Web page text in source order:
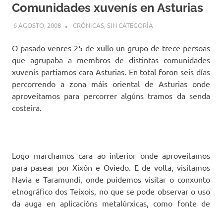
Comunidades xuvenís en Asturias
6 AGOSTO, 2008 DESARROLLO
CRÓNICAS,SIN CATEGORÍA
O pasado venres 25 de xullo un grupo de trece persoas
que agrupaba a membros de distintas comunidades
xuvenís partiamos cara Asturias. En total foron seis días
percorrendo a zona máis oriental de Asturias onde
aproveitamos para percorrer algúns tramos da senda
costeira.
Logo marchamos cara ao interior onde aproveitamos
para pasear por Xixón e Oviedo. E de volta, visitamos
Navia e Taramundi, onde puidemos visitar o conxunto
etnográfico dos Teixois, no que se pode observar o uso
da auga en aplicacións metalúrxicas, como fonte de